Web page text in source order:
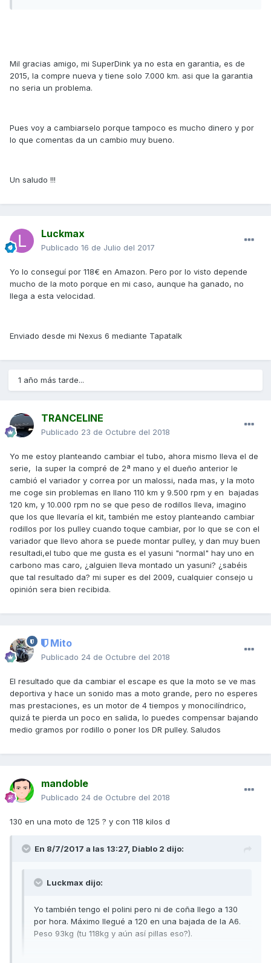
Mil gracias amigo, mi SuperDink ya no esta en garantia, es de
2015, la compre nueva y tiene solo 7.000 km. asi que la garantia
no seria un problema.
Pues voy a cambiarselo porque tampoco es mucho dinero y por
lo que comentas da un cambio muy bueno.
Un saludo !!!
Luckmax
Publicado 16 de Julio del 2017
Yo lo conseguí por 118€ en Amazon. Pero por lo visto depende
mucho de la moto porque en mi caso, aunque ha ganado, no
llega a esta velocidad.
Enviado desde mi Nexus 6 mediante Tapatalk
1 año más tarde...
TRANCELINE
Publicado 23 de Octubre del 2018
Yo me estoy planteando cambiar el tubo, ahora mismo lleva el de
serie, la super la compré de 2ª mano y el dueño anterior le
cambió el variador y correa por un malossi, nada mas, y la moto
me coge sin problemas en llano 110 km y 9.500 rpm y en bajadas
120 km, y 10.000 rpm no se que peso de rodillos lleva, imagino
que los que llevaría el kit, también me estoy planteando cambiar
rodillos por los pulley cuando toque cambiar, por lo que se con el
variador que llevo ahora se puede montar pulley, y dan muy buen
resultadi,el tubo que me gusta es el yasuni "normal" hay uno en
carbono mas caro, ¿alguien lleva montado un yasuni? ¿sabéis
que tal resultado da? mi super es del 2009, cualquier consejo u
opinión sera bien recibida.
Mito
Publicado 24 de Octubre del 2018
El resultado que da cambiar el escape es que la moto se ve mas
deportiva y hace un sonido mas a moto grande, pero no esperes
mas prestaciones, es un motor de 4 tiempos y monocilíndrico,
quizá te pierda un poco en salida, lo puedes compensar bajando
medio gramos por rodillo o poner los DR pulley. Saludos
mandoble
Publicado 24 de Octubre del 2018
130 en una moto de 125 ? y con 118 kilos d
En 8/7/2017 a las 13:27, Diablo 2 dijo:
Luckmax dijo:
Yo también tengo el polini pero ni de coña llego a 130
por hora. Máximo llegué a 120 en una bajada de la A6.
Peso 93kg (tu 118kg y aún así pillas eso?).